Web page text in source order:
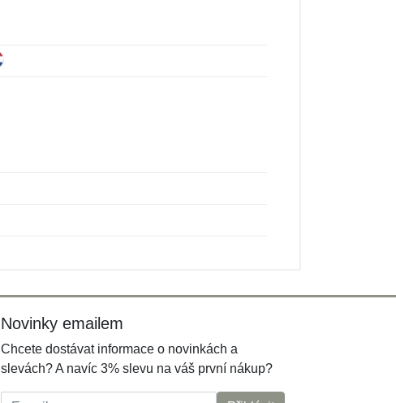
Novinky emailem
Chcete dostávat informace o novinkách a
slevách? A navíc 3% slevu na váš první nákup?
E-mail: